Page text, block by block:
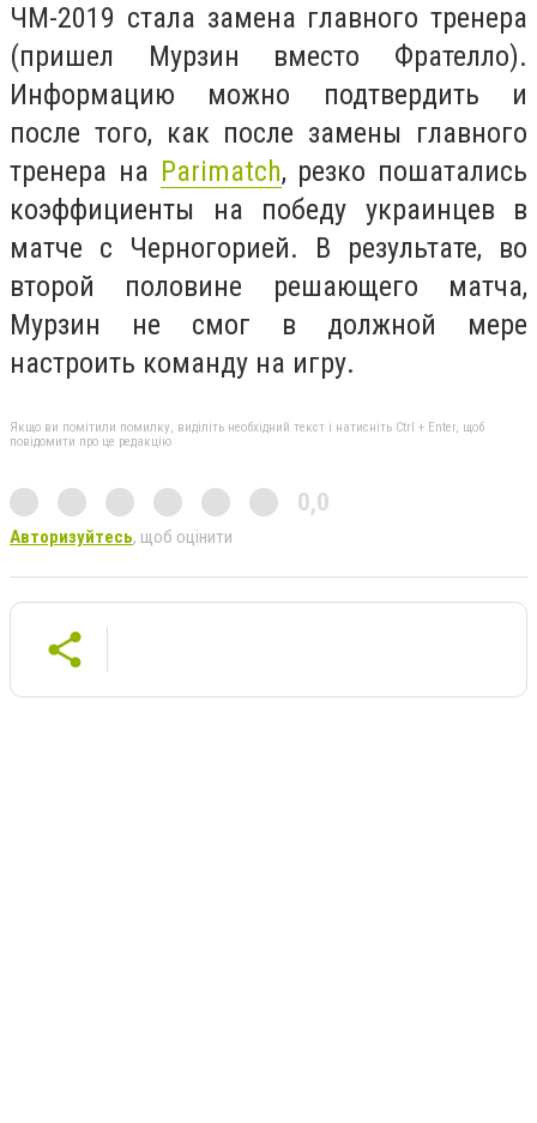
ЧМ-2019 стала замена главного тренера
(пришел Мурзин вместо Фрателло).
Информацию можно подтвердить и
после того, как после замены главного
тренера на Parimatch, резко пошатались
коэффициенты на победу украинцев в
матче с Черногорией. В результате, во
второй половине решающего матча,
Мурзин не смог в должной мере
настроить команду на игру.
Якщо ви помітили помилку, виділіть необхідний текст і натисніть Ctrl + Enter, щоб
повідомити про це редакцію
0,0
Авторизуйтесь, щоб оцінити